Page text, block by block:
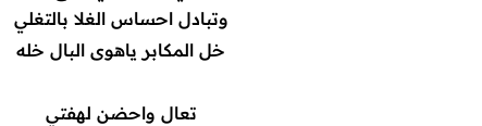
وتبادل احساس الغلا بالتغلي
خل المكابر ياهوى البال خله
تعال واحضن لهفتي